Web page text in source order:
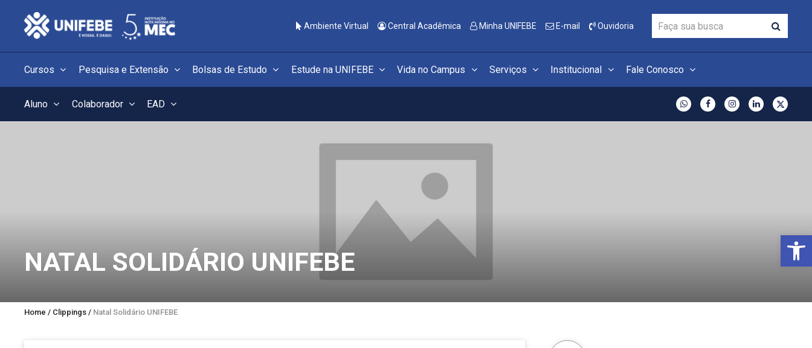
Ambiente Virtual Central Acadêmica Minha UNIFEBE E-mail Ouvidoria
Cursos Pesquisa e Extensão Bolsas de Estudo Estude na UNIFEBE Vida no Campus Serviços Institucional Fale Conosco
Aluno Colaborador EAD
NATAL SOLIDÁRIO UNIFEBE
Home / Clippings / Natal Solidário UNIFEBE